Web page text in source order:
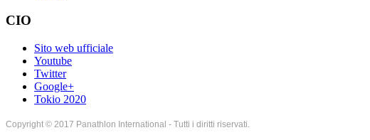
CIO
Sito web ufficiale
Youtube
Twitter
Google+
Tokio 2020
Copyright © 2017 Panathlon International - Tutti i diritti riservati.